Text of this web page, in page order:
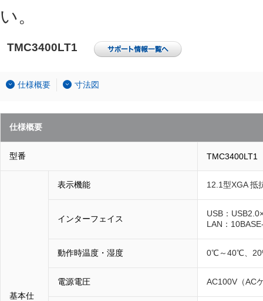
い。
TMC3400LT1
仕様概要 寸法図
仕様概要
型番 TMC3400LT1
基本仕
表示機能 12.1型XGA 抵
インターフェイス
USB：
LAN：
動作時温度・湿度 0℃～40℃、
電源電圧 AC100V（AC